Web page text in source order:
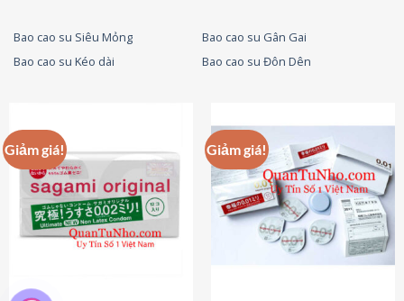
thể.
tùy
thể
được
chọn
trên
trang
sản
phẩm
Bao cao su Siêu Mỏng
Bao cao su Gân Gai
Bao cao su Kéo dài
Bao cao su Đôn Dên
Giảm giá! Giảm giá!